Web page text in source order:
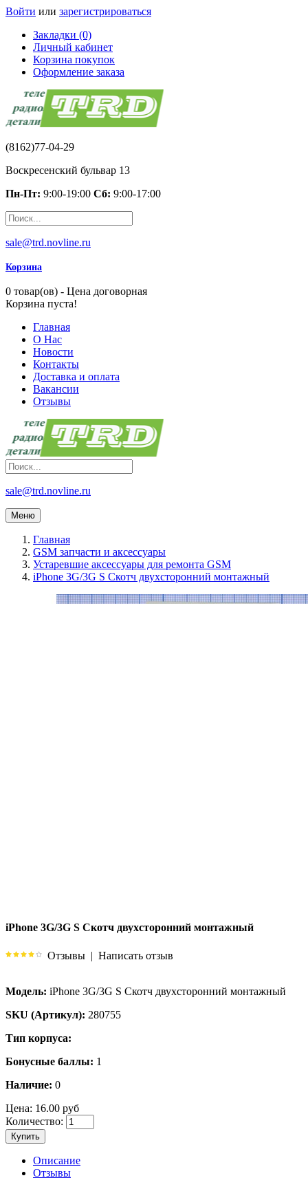
Войти или зарегистрироваться
Закладки (0)
Личный кабинет
Корзина покупок
Оформление заказа
(8162)77-04-29
Воскресенский бульвар 13
Пн-Пт: 9:00-19:00 Сб: 9:00-17:00
sale@trd.novline.ru
Корзина
0 товар(ов) - Цена договорная
Корзина пуста!
Главная
О Нас
Новости
Контакты
Доставка и оплата
Вакансии
Отзывы
sale@trd.novline.ru
Меню
Главная
GSM запчасти и аксессуары
Устаревшие аксессуары для ремонта GSM
iPhone 3G/3G S Скотч двухсторонний монтажный
iPhone 3G/3G S Скотч двухсторонний монтажный
Отзывы | Написать отзыв
Модель: iPhone 3G/3G S Скотч двухсторонний монтажный
SKU (Артикул): 280755
Тип корпуса:
Бонусные баллы: 1
Наличие: 0
Цена: 16.00 руб
Количество:
Купить
Описание
Отзывы